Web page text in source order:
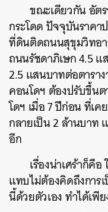
ขณะเดียวกัน อัต
กระโดด ปัจจุบันราคา
ที่ดินติดถนนสุขุมวิทอ
ถนนรัชดาภิเษก4.5 แ
2.5 แสนบาทต่อตารา
คอนโดฯ ต้องปรับขึ้น
โดฯ เมื่อ7ปีก่อน ที่เค
กลายเป็น2ล้านบาท
อีก
เรื่องน่าเศร้าก็คือ
แทบไม่ต้องคิดถึงการ
นี้ด้วยตัวเอง ทำได้เพี